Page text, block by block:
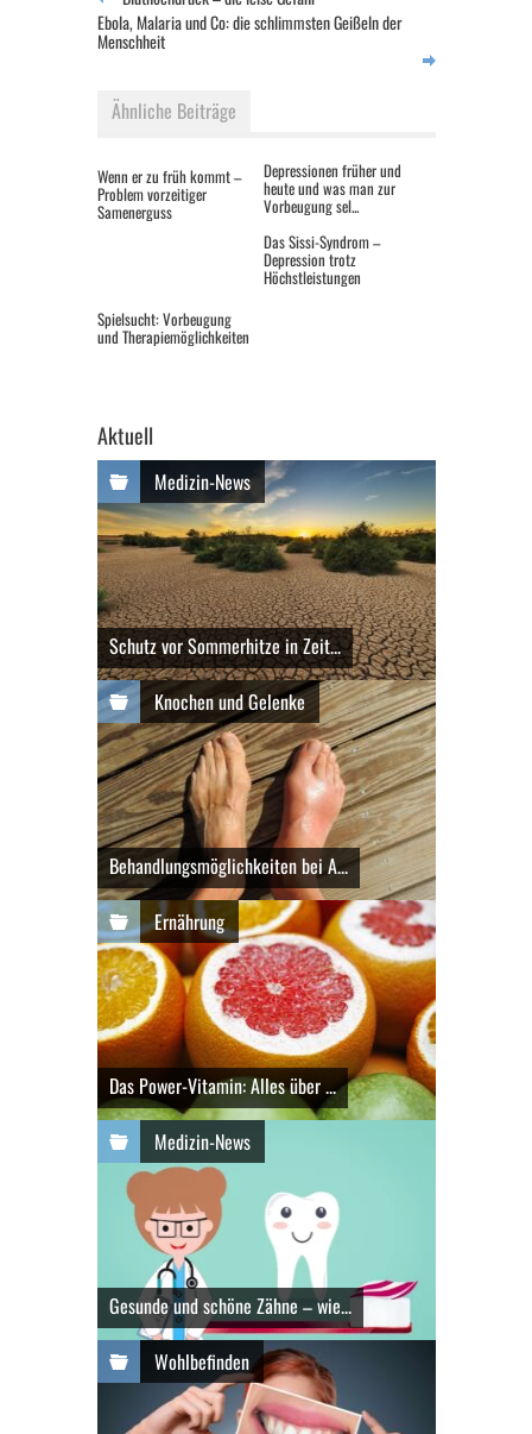
Ebola, Malaria und Co: die schlimmsten Geißeln der
Menschheit
Ähnliche Beiträge
Wenn er zu früh kommt –
Problem vorzeitiger
Samenerguss
Depressionen früher und
heute und was man zur
Vorbeugung sel...
Das Sissi-Syndrom –
Depression trotz
Höchstleistungen
Spielsucht: Vorbeugung
und Therapiemöglichkeiten
Aktuell
Medizin-News
Schutz vor Sommerhitze in Zeit...
Knochen und Gelenke
Behandlungsmöglichkeiten bei A...
Ernährung
Das Power-Vitamin: Alles über ...
Medizin-News
Gesunde und schöne Zähne – wie...
Wohlbefinden